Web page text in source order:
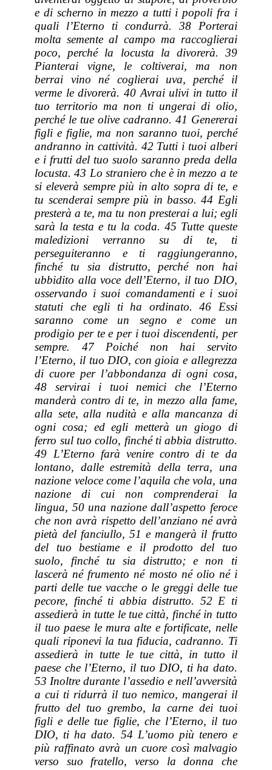
e di scherno in mezzo a tutti i popoli fra i
quali l’Eterno ti condurrà. 38 Porterai
molta semente al campo ma raccoglierai
poco, perché la locusta la divorerà. 39
Pianterai vigne, le coltiverai, ma non
berrai vino né coglierai uva, perché il
verme le divorerà. 40 Avrai ulivi in tutto il
tuo territorio ma non ti ungerai di olio,
perché le tue olive cadranno. 41 Genererai
figli e figlie, ma non saranno tuoi, perché
andranno in cattività. 42 Tutti i tuoi alberi
e i frutti del tuo suolo saranno preda della
locusta. 43 Lo straniero che è in mezzo a te
si eleverà sempre più in alto sopra di te, e
tu scenderai sempre più in basso. 44 Egli
presterà a te, ma tu non presterai a lui; egli
sarà la testa e tu la coda. 45 Tutte queste
maledizioni verranno su di te, ti
perseguiteranno e ti raggiungeranno,
finché tu sia distrutto, perché non hai
ubbidito alla voce dell’Eterno, il tuo DIO,
osservando i suoi comandamenti e i suoi
statuti che egli ti ha ordinato. 46 Essi
saranno come un segno e come un
prodigio per te e per i tuoi discendenti, per
sempre. 47 Poiché non hai servito
l’Eterno, il tuo DIO, con gioia e allegrezza
di cuore per l’abbondanza di ogni cosa,
48 servirai i tuoi nemici che l’Eterno
manderà contro di te, in mezzo alla fame,
alla sete, alla nudità e alla mancanza di
ogni cosa; ed egli metterà un giogo di
ferro sul tuo collo, finché ti abbia distrutto.
49 L’Eterno farà venire contro di te da
lontano, dalle estremità della terra, una
nazione velocecome l’aquila che vola, una
nazione di cui non comprenderai la
lingua, 50 una nazione dall’aspetto feroce
che non avrà rispetto dell’anziano né avrà
pietà del fanciullo, 51 e mangerà il frutto
del tuo bestiame e il prodotto del tuo
suolo, finché tu sia distrutto; e non ti
lascerà né frumento né mosto né olio né i
parti delle tue vacche o le greggi delle tue
pecore, finché ti abbia distrutto. 52 E ti
assedierà in tutte le tue città, finché in tutto
il tuo paese le mura alte e fortificate, nelle
quali riponevi la tua fiducia, cadranno. Ti
assedierà in tutte le tue città, in tutto il
paese che l’Eterno, il tuo DIO, ti ha dato.
53 Inoltre durante l’assedio e nell’avversità
a cui ti ridurrà il tuo nemico, mangerai il
frutto del tuo grembo, la carne dei tuoi
figli e delle tue figlie, che l’Eterno, il tuo
DIO, ti ha dato. 54 L’uomo più tenero e
più raffinato avrà un cuore così malvagio
verso suo fratello, verso la donna che